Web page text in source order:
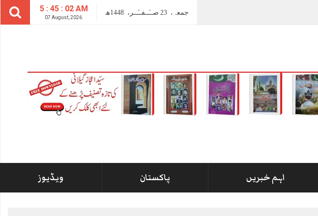
5 : 45 : 03 AM
07 August, 2026
جمعہ، 23 صــَــفــَــر، 1448ھ
اہم خبریں پاکستان ویڈیوز